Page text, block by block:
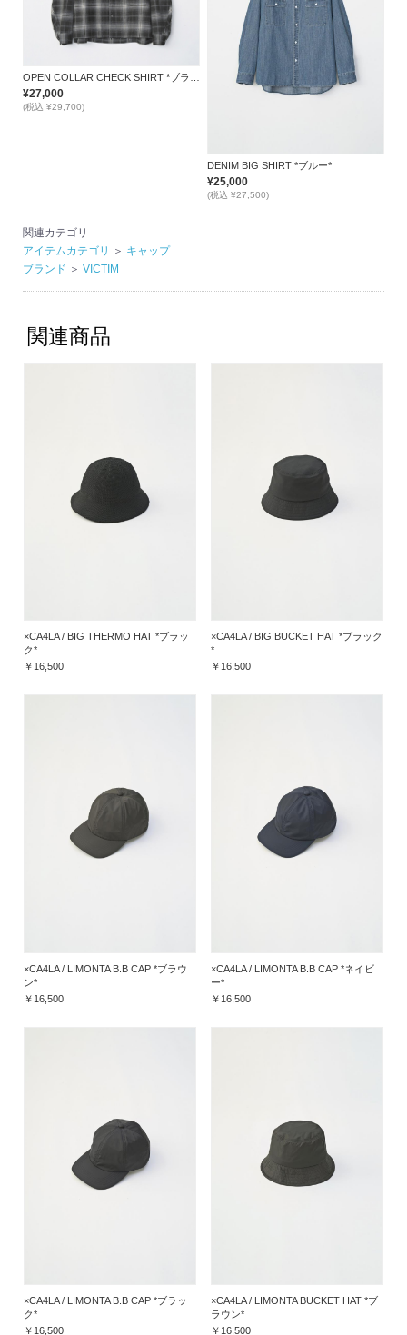
OPEN COLLAR CHECK SHIRT *ブラック*
¥27,000
(税込 ¥29,700)
DENIM BIG SHIRT *ブルー*
¥25,000
(税込 ¥27,500)
関連カテゴリ
アイテムカテゴリ
＞ キャップ
ブランド ＞ VICTIM
関連商品
×CA4LA / BIG THERMO HAT *ブラッ
ク*
￥16,500
×CA4LA / BIG BUCKET HAT *ブラック
*
￥16,500
×CA4LA / LIMONTA B.B CAP *ブラウ
ン*
￥16,500
×CA4LA / LIMONTA B.B CAP *ネイビ
ー*
￥16,500
×CA4LA / LIMONTA B.B CAP *ブラッ
ク*
￥16,500
×CA4LA / LIMONTA BUCKET HAT *ブ
ラウン*
￥16,500